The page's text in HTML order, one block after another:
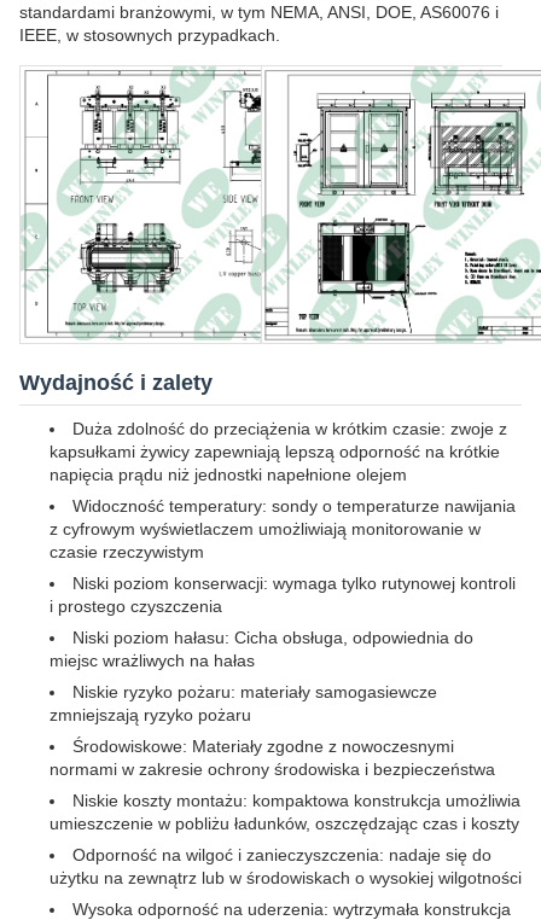
standardami branżowymi, w tym NEMA, ANSI, DOE, AS60076 i
IEEE, w stosownych przypadkach.
Wydajność i zalety
Duża zdolność do przeciążenia w krótkim czasie: zwoje z
kapsułkami żywicy zapewniają lepszą odporność na krótkie
napięcia prądu niż jednostki napełnione olejem
Widoczność temperatury: sondy o temperaturze nawijania
z cyfrowym wyświetlaczem umożliwiają monitorowanie w
czasie rzeczywistym
Niski poziom konserwacji: wymaga tylko rutynowej kontroli
i prostego czyszczenia
Niski poziom hałasu: Cicha obsługa, odpowiednia do
miejsc wrażliwych na hałas
Niskie ryzyko pożaru: materiały samogasiewcze
zmniejszają ryzyko pożaru
Środowiskowe: Materiały zgodne z nowoczesnymi
normami w zakresie ochrony środowiska i bezpieczeństwa
Niskie koszty montażu: kompaktowa konstrukcja umożliwia
umieszczenie w pobliżu ładunków, oszczędzając czas i koszty
Odporność na wilgoć i zanieczyszczenia: nadaje się do
użytku na zewnątrz lub w środowiskach o wysokiej wilgotności
Wysoka odporność na uderzenia: wytrzymała konstrukcja